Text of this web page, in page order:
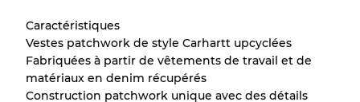
Caractéristiques
Vestes patchwork de style Carhartt upcyclées
Fabriquées à partir de vêtements de travail et de
matériaux en denim récupérés
Construction patchwork unique avec des détails